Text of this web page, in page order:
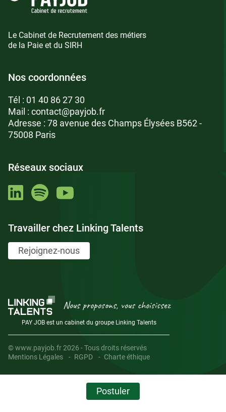
Le Cabinet de Recrutement des métiers
de la Paie et du SIRH
Nos coordonnées
Tél : 01 40 86 27 30
Mail : contact@payjob.fr
Adresse : 78 avenue des Champs Élysées B562 -
75008 Paris
Réseaux sociaux
Travailler chez Linking Talents
Rejoignez-nous
Nous proposons, vous choisissez
PAY JOB est un cabinet du groupe Linking Talents
© www.payjob.fr 2026 - Tous droits réservés
Mentions Légales
RGPD Charte éthique
Postuler